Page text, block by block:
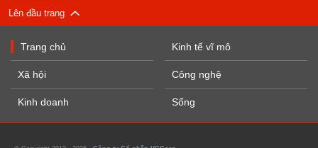
Lên đầu trang
Trang chủ
Xã hội
Kinh doanh
Kinh tế vĩ mô
Công nghệ
Sống